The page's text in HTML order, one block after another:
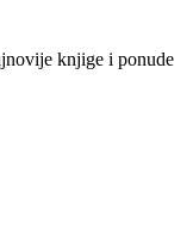
knjige i ponude